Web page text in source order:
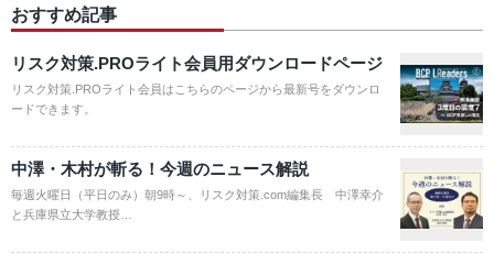
おすすめ記事
リスク対策.PROライト会員用ダウンロードページ
リスク対策.PROライト会員はこちらのページから最新号をダウンロ
ードできます。
中澤・木村が斬る！今週のニュース解説
毎週火曜日（平日のみ）朝9時～、リスク対策.com編集長 中澤幸介
と兵庫県立大学教授…